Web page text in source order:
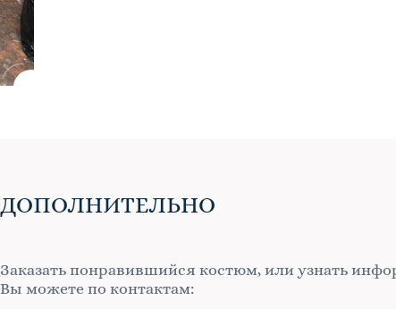
ДОПОЛНИТЕЛЬНО
Заказать понравившийся костюм, или узнать
Вы можете по контактам: